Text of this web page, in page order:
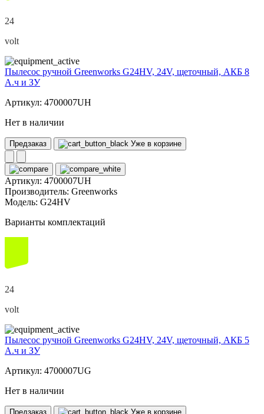
24
volt
Пылесос ручной Greenworks G24HV, 24V, щеточный, АКБ 8
А.ч и ЗУ
Артикул: 4700007UH
Нет в наличии
Предзаказ Уже в корзине
Артикул: 4700007UH
Производитель: Greenworks
Модель: G24HV
Варианты комплектаций
24
volt
Пылесос ручной Greenworks G24HV, 24V, щеточный, АКБ 5
А.ч и ЗУ
Артикул: 4700007UG
Нет в наличии
Предзаказ Уже в корзине